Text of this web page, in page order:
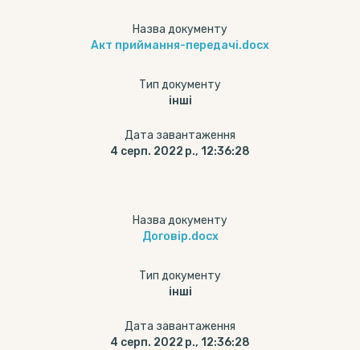
Назва документу
Акт приймання-передачі.docx
Тип документу
інші
Дата завантаження
4 серп. 2022 р., 12:36:28
Назва документу
Договір.docx
Тип документу
інші
Дата завантаження
4 серп. 2022 р., 12:36:28